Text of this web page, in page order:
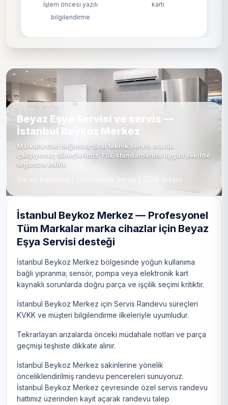
İşlem öncesi yazılı
bilgilendirme
kartı
Beyaz Eşya Servisi ve servis —
İstanbul Beykoz Merkez
Markalardan bağımsız özel teknik servis olarak
çalışıyoruz; süreçlerimiz TSE standartlarına uygun şekilde
organize edilir.
Servis Randevu | Özel teknik servis | 7/24 iletişim
İstanbul Beykoz Merkez — Profesyonel
Tüm Markalar marka cihazlar için Beyaz
Eşya Servisi desteği
İstanbul Beykoz Merkez bölgesinde yoğun kullanıma
bağlı yıpranma; sensör, pompa veya elektronik kart
kaynaklı sorunlarda doğru parça ve işçilik seçimi kritiktir.
İstanbul Beykoz Merkez için Servis Randevu süreçleri
KVKK ve müşteri bilgilendirme ilkeleriyle uyumludur.
Tekrarlayan arızalarda önceki müdahale notları ve parça
geçmişi teşhiste dikkate alınır.
İstanbul Beykoz Merkez sakinlerine yönelik
önceliklendirilmiş randevu pencereleri sunuyoruz.
İstanbul Beykoz Merkez çevresinde özel servis randevu
hattımız üzerinden kayıt açarak randevu talep